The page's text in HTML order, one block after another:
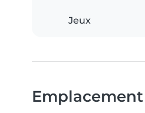
Jeux
Emplacement